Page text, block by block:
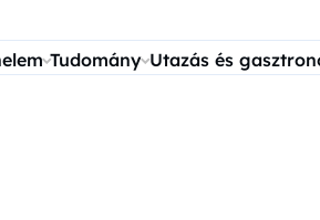
Tudomány Utazás és